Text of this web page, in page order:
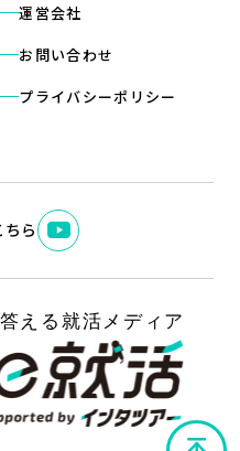
運営会社
お問い合わせ
プライバシーポリシー
ちら